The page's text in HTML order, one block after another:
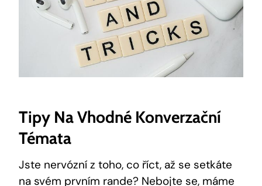
Tipy Na Vhodné Konverzační
Témata
Jste nervózní z toho, co říct, až se setkáte
na svém prvním rande? Nebojte se, máme